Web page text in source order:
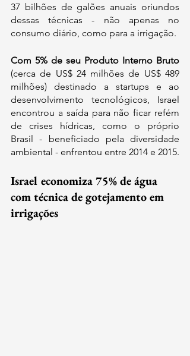
37 bilhões de galões anuais oriundos
dessas técnicas - não apenas no
consumo diário, como para a irrigação.
Com 5% de seu Produto Interno Bruto
(cerca de US$ 24 milhões de US$ 489
milhões) destinado a startups e ao
desenvolvimento tecnológicos, Israel
encontrou a saída para não ficar refém
de crises hídricas, como o próprio
Brasil - beneficiado pela diversidade
ambiental - enfrentou entre 2014 e 2015.
Israel economiza 75% de água
com técnica de gotejamento em
irrigações